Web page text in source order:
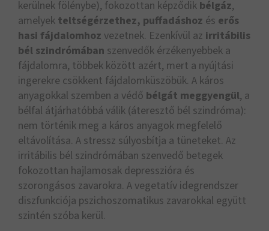
kerülnek fölénybe), fokozottan képződik bélgáz,
amelyek teltségérzethez, puffadáshoz és erős
hasi fájdalomhoz vezetnek. Ezenkívül az irritábilis
bél szindrómában szenvedők érzékenyebbek a
fájdalomra, többek között azért, mert a nyújtási
ingerekre csökkent fájdalomküszöbük. A káros
anyagokkal szemben a védő bélgát meggyengül, a
bélfal átjárhatóbbá válik (áteresztő bél szindróma):
nem történik meg a káros anyagok megfelelő
eltávolítása. A stressz súlyosbítja a tüneteket. Az
irritábilis bél szindrómában szenvedő betegek
fokozottan hajlamosak depresszióra és
szorongásos zavarokra. A vegetatív idegrendszer
diszfunkciója pszichoszomatikus zavarokkal együtt
szintén szóba kerül.